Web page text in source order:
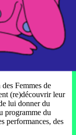
Femmes de
(re)découvrir leur
lui donner du
programme du
performances, des